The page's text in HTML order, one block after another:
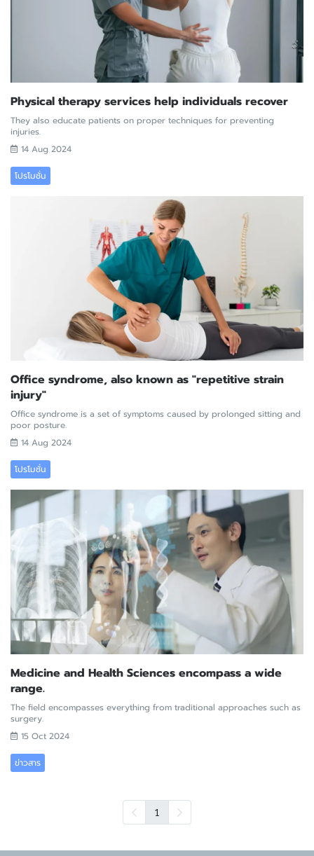
Physical therapy services help individuals recover
They also educate patients on proper techniques for preventing
injuries.
14 Aug 2024
โปรโมชั่น
Office syndrome, also known as "repetitive strain
injury"
Office syndrome is a set of symptoms caused by prolonged sitting and
poor posture.
14 Aug 2024
โปรโมชั่น
Medicine and Health Sciences encompass a wide
range.
The field encompasses everything from traditional approaches such as
surgery.
15 Oct 2024
ข่าวสาร
1